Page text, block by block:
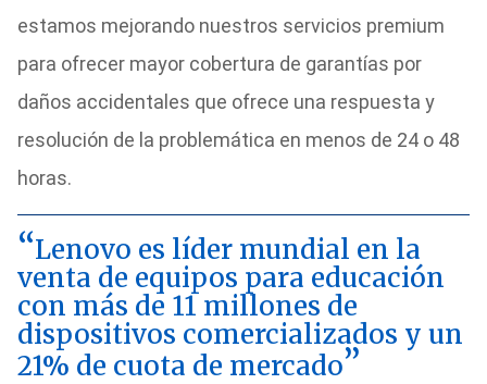
estamos mejorando nuestros servicios premium
para ofrecer mayor cobertura de garantías por
daños accidentales que ofrece una respuesta y
resolución de la problemática en menos de 24 o 48
horas.
Lenovo es líder mundial en la
venta de equipos para educación
con más de 11 millones de
dispositivos comercializados y un
21% de cuota de mercado